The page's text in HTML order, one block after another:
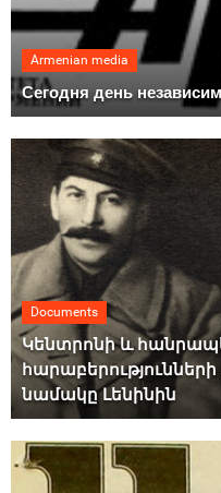
Armenian media
Сегодня день
Documents
Կենտրոնի և
նամակը Լենինին